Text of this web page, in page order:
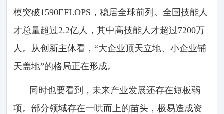
模突破1590EFLOPS，稳居全球前列。全国技能人
才总量超过2.2亿人，其中高技能人才超过7200万
人。从创新主体看，“大企业顶天立地、小企业铺
天盖地”的格局正在形成。
同时也要看到，未来产业发展还存在短板弱
项。部分领域存在一哄而上的苗头，极易造成资